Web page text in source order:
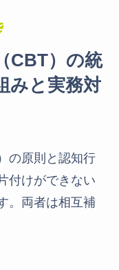
CBT）の統
みと実務対
の原則と認知行
付けができない
。両者は相互補